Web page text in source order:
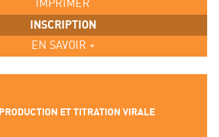
IMPRIMER
INSCRIPTION
EN SAVOIR +
PRODUCTION ET TITRATION VIRALE